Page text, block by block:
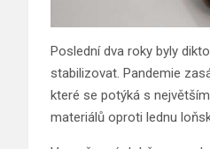
Poslední dva roky byly
stabilizovat. Pandemie
které se potýká s
materiálů oproti lednu